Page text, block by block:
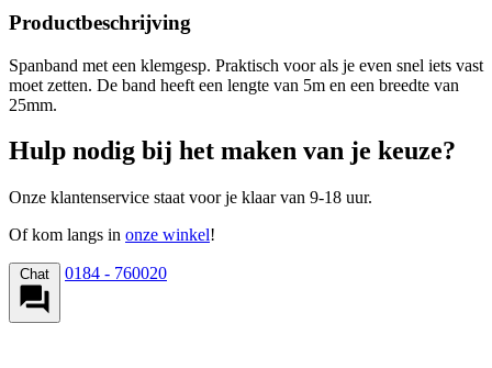
Productbeschrijving
Spanband met een klemgesp. Praktisch voor als je even snel iets vast
moet zetten. De band heeft een lengte van 5m en een breedte van
25mm.
Hulp nodig bij het maken van je keuze?
Onze klantenservice staat voor je klaar van 9-18 uur.
Of kom langs in onze winkel!
Chat 0184 - 760020